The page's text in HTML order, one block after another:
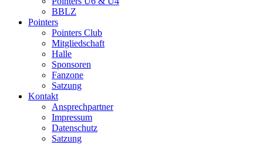
BBLZ
Pointers
Pointers Club
Mitgliedschaft
Halle
Sponsoren
Fanzone
Satzung
Kontakt
Ansprechpartner
Impressum
Datenschutz
Satzung